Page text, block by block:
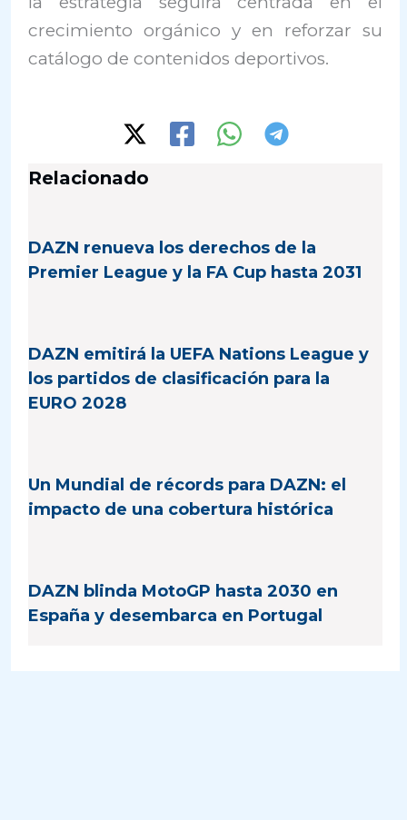
crecimiento orgánico y en reforzar su
catálogo de contenidos deportivos.
Relacionado
DAZN renueva los derechos de la
Premier League y la FA Cup hasta 2031
DAZN emitirá la UEFA Nations League y
los partidos de clasificación para la
EURO 2028
Un Mundial de récords para DAZN: el
impacto de una cobertura histórica
DAZN blinda MotoGP hasta 2030 en
España y desembarca en Portugal